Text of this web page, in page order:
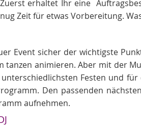
erhaltet Ihr eine
Zeit für etwas Vorbereitung.
Event sicher der wichtigste
animieren. Aber mit der
Festen und
Den passenden
aufnehmen.